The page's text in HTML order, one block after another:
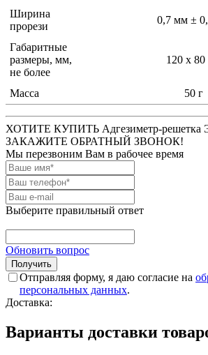
Ширина
прорези
0,7 мм ±
Габаритные
размеры, мм,
не более
120 х 80
Масса 50 г
ХОТИТЕ КУПИТЬ Адгезиметр-решетка
ЗАКАЖИТЕ ОБРАТНЫЙ ЗВОНОК!
Мы перезвоним Вам в рабочее время
Выберите правильный ответ
Обновить вопрос
Отправляя форму, я даю согласие на
персональных данных.
Доставка:
Варианты доставки